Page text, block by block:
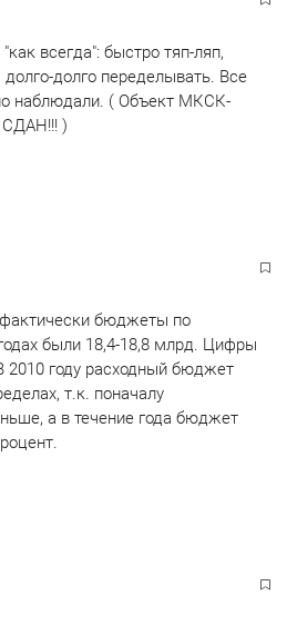
всегда": быстро тяп-ляп,
долго переделывать. Все
наблюдали. ( Объект МКСК-
СДАН!!! )
бюджеты по
были 18,4-18,8 млрд. Цифры
2010 году расходный бюджет
т.к. поначалу
а в течение года бюджет